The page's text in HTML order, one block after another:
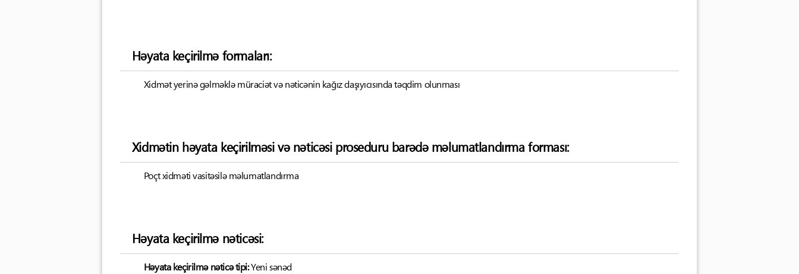
Həyata keçirilmə formaları:
Xidmət yerinə gəlməklə müraciət və nəticənin kağız daşıyıcısında təqdim olunması
Xidmətin həyata keçirilməsi və nəticəsi proseduru barədə məlumatlandırma forması:
Poçt xidməti vasitəsilə məlumatlandırma
Həyata keçirilmə nəticəsi:
Həyata keçirilmə nəticə tipi:Yeni sənəd